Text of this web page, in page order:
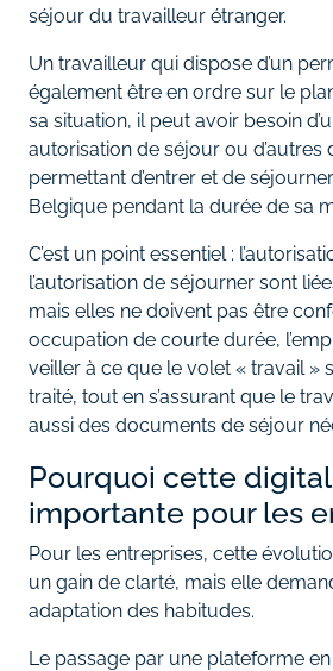
séjour du travailleur étranger.
Un travailleur qui dispose d’un
également être en ordre sur le
sa situation, il peut avoir besoin
autorisation de séjour ou d’autres
permettant d’entrer et de
Belgique pendant la durée de sa
C’est un point essentiel :
l’autorisation de séjourner sont
mais elles ne doivent pas être
occupation de courte durée,
veiller à ce que le volet « travail »
traité, tout en s’assurant que le
aussi des documents de séjour
Pourquoi cette
importante pour les
Pour les entreprises, cette
un gain de clarté, mais elle
adaptation des habitudes.
Le passage par une plateforme